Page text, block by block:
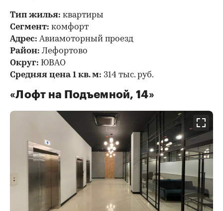
Тип жилья: квартиры
Сегмент: комфорт
Адрес: Авиамоторный проезд
Район: Лефортово
Округ: ЮВАО
Средняя цена 1 кв. м: 314 тыс. руб.
«Лофт на Подъемной, 14»